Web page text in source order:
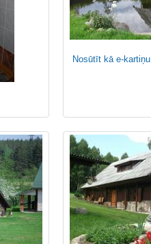
Nosūtīt kā e-kartiņu